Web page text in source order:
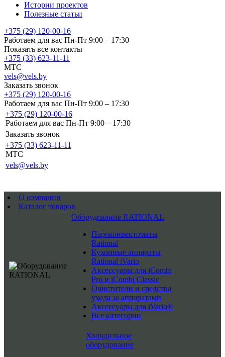
Истории проектов
Полезные статьи
+375 (29) 120-00-16
Работаем для вас Пн-Пт 9:00 – 17:30
Показать все контакты
+375 (33) 623-11-11
MTC
vels@vels.by
Заказать звонок
+375 (29) 120-00-16
Работаем для вас Пн-Пт 9:00 – 17:30
+375 (29) 120-00-16
Работаем для вас Пн-Пт 9:00 – 17:30
Заказать звонок
+375 (33) 623-11-11
MTC
vels@vels.by
О компании
Каталог товаров
Оборудование RATIONAL
Пароконвектоматы
Rational
Кухонные аппараты
Rational iVario
Аксессуары для iCombi
Pro и iCombi Classic
Очистители и средства
ухода за аппаратами
Аксессуары для iVario®
Все категории
Холодильное
оборудование